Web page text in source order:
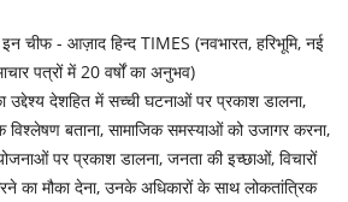
चीफ - आज़ाद हिन्द TIMES (नवभारत, हरिभूमि, नई
पत्रों में 20 वर्षों का अनुभव)
देशहित में सच्ची घटनाओं पर प्रकाश डालना,
विश्लेषण बताना, सामाजिक समस्याओं को उजागर करना,
पर प्रकाश डालना, जनता की इच्छाओं, विचारों
का मौका देना, उनके अधिकारों के साथ लोकतांत्रिक